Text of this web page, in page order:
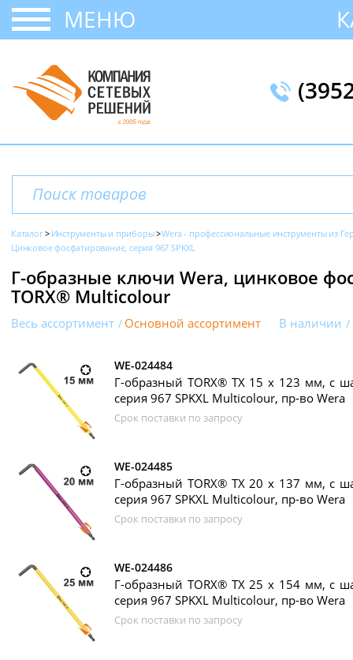
МЕНЮ
Каталог Инструменты и приборы
Wera - профессиональные инструменты из
Цинковое фосфатирование, серия 967 SPKXL
Г-образные ключи Wera, цинковое
TORX® Multicolour
Весь ассортимент Основной ассортимент В наличии
WE-024484
Г-образный TORX® TX 15 х 123 мм, с
серия 967 SPKXL Multicolour, пр-во Wera
Срок поставки по запросу
WE-024485
Г-образный TORX® TX 20 х 137 мм, с
серия 967 SPKXL Multicolour, пр-во Wera
Срок поставки по запросу
WE-024486
Г-образный TORX® TX 25 х 154 мм, с
серия 967 SPKXL Multicolour, пр-во Wera
Срок поставки по запросу